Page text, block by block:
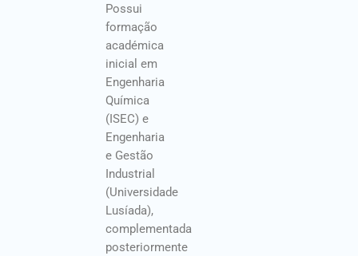
Possui
formação
académica
inicial em
Engenharia
Química
(ISEC) e
Engenharia
e Gestão
Industrial
(Universidade
Lusíada),
complementada
posteriormente